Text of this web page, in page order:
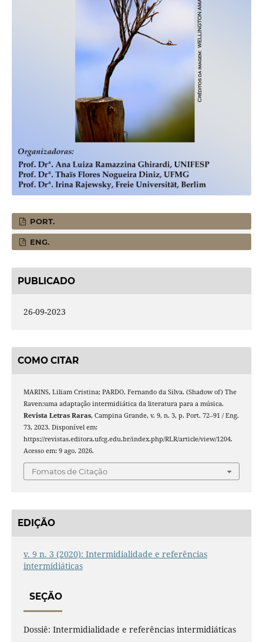
PORT.
ENG.
PUBLICADO
26-09-2023
COMO CITAR
MARINS, Liliam Cristina; PARDO, Fernando da Silva. (Shadow of) The
Raven:uma adaptação intermidiática da literatura para a música.
Revista Letras Raras, Campina Grande, v. 9, n. 3, p. Port. 72–91 / Eng.
73, 2023. Disponível em:
https://revistas.editora.ufcg.edu.br/index.php/RLR/article/view/1204.
Acesso em: 9 ago. 2026.
Fomatos de Citação
EDIÇÃO
v. 9 n. 3 (2020): Intermidialidade e referências
intermidiáticas
SEÇÃO
Dossiê: Intermidialidade e referências intermidiáticas